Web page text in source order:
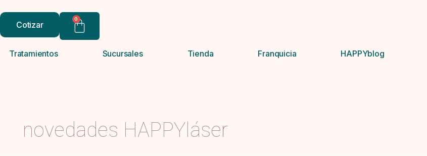
al
contenido
Cotizar
0
Carrito
Tratamientos Sucursales Tienda Franquicia HAPPYblog
novedades HAPPYláser